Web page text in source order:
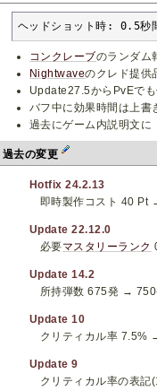
ヘッドショット時: 0.5秒
コンクレーブのランダム
Nightwaveのクレド提供
Update27.5からPvEでも
バフ中に効果時間は上書
過去にゲーム内説明文に
過去の変更
Hotfix 24.2.13
即時製作コスト 40 Pt
Update 22.12.0
必要マスタリーランク
Update 14.2
所持弾数 675発 → 750
Update 10
クリティカル率 7.5%
Update 9
クリティカル率の表記